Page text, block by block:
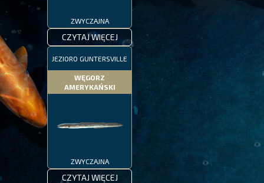
ZWYCZAJNA
CZYTAJ WIĘCEJ
JEZIORO GUNTERSVILLE
WĘGORZ
AMERYKAŃSKI
ZWYCZAJNA
CZYTAJ WIĘCEJ